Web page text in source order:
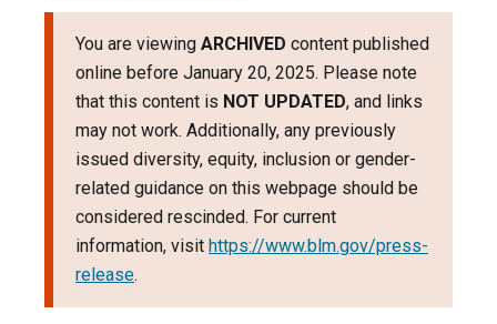
You are viewing ARCHIVED content published
online before January 20, 2025. Please note
that this content is NOT UPDATED, and links
may not work. Additionally, any previously
issued diversity, equity, inclusion or gender-
related guidance on this webpage should be
considered rescinded. For current
information, visit https://www.blm.gov/press-
release.